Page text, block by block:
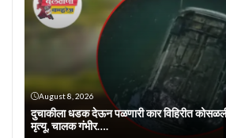
August 8, 2026
दुचाकीला धडक देऊन पळणारी कार विहिरीत
मृत्यू, चालक गंभीर….